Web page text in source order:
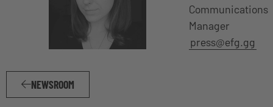
Communications
Manager
press@efg.gg
NEWSROOM